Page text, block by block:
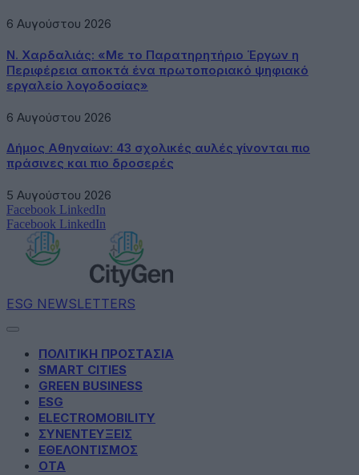
6 Αυγούστου 2026
Ν. Χαρδαλιάς: «Με το Παρατηρητήριο Έργων η
Περιφέρεια αποκτά ένα πρωτοποριακό ψηφιακό
εργαλείο λογοδοσίας»
6 Αυγούστου 2026
Δήμος Αθηναίων: 43 σχολικές αυλές γίνονται πιο
πράσινες και πιο δροσερές
5 Αυγούστου 2026
Facebook LinkedIn
Facebook LinkedIn
ESG NEWSLETTERS
ΠΟΛΙΤΙΚΗ ΠΡΟΣΤΑΣΙΑ
SMART CITIES
GREEN BUSINESS
ESG
ELECTROMOBILITY
ΣΥΝΕΝΤΕΥΞΕΙΣ
ΕΘΕΛΟΝΤΙΣΜΟΣ
ΟΤΑ